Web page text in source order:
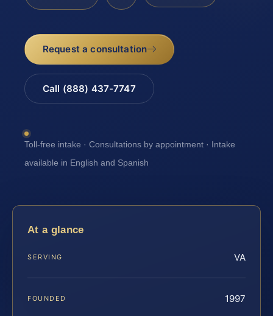
Request a consultation
Call (888) 437-7747
Toll-free intake · Consultations by appointment · Intake
available in English and Spanish
At a glance
SERVING VA
FOUNDED 1997